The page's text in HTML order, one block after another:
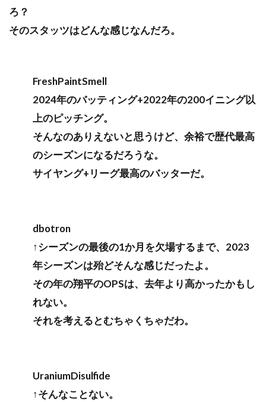
ろ？
そのスタッツはどんな感じなんだろ。
FreshPaintSmell
2024年のバッティング+2022年の200イニング以
上のピッチング。
そんなのありえないと思うけど、余裕で歴代最高
のシーズンになるだろうな。
サイヤング+リーグ最高のバッターだ。
dbotron
↑シーズンの最後の1か月を欠場するまで、2023
年シーズンは殆どそんな感じだったよ。
その年の翔平のOPSは、去年より高かったかもし
れない。
それを考えるとむちゃくちゃだわ。
UraniumDisulfide
↑そんなことない。